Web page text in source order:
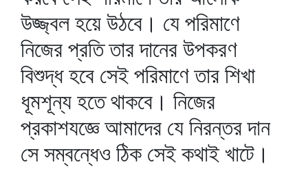
উজ্জ্বল হয়ে উঠবে। যে পরিমাণে
নিজের প্রতি তার দানের উপকরণ
বিশুদ্ধ হবে সেই পরিমাণে তার শিখা
ধূমশূন্য হতে থাকবে। নিজের
প্রকাশযজ্ঞে আমাদের যে নিরন্তর দান
সে সম্বন্ধেও ঠিক সেই কথাই খাটে।